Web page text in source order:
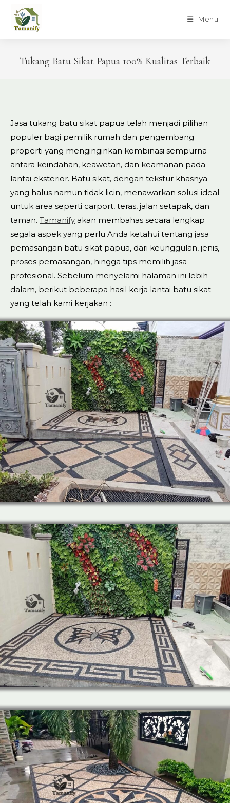
content
Menu
Tukang Batu Sikat Papua 100% Kualitas Terbaik
Jasa tukang batu sikat papua telah menjadi pilihan
populer bagi pemilik rumah dan pengembang
properti yang menginginkan kombinasi sempurna
antara keindahan, keawetan, dan keamanan pada
lantai eksterior. Batu sikat, dengan tekstur khasnya
yang halus namun tidak licin, menawarkan solusi ideal
untuk area seperti carport, teras, jalan setapak, dan
taman. Tamanify akan membahas secara lengkap
segala aspek yang perlu Anda ketahui tentang jasa
pemasangan batu sikat papua, dari keunggulan, jenis,
proses pemasangan, hingga tips memilih jasa
profesional. Sebelum menyelami halaman ini lebih
dalam, berikut beberapa hasil kerja lantai batu sikat
yang telah kami kerjakan :